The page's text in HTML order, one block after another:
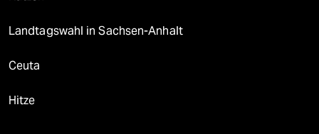
Landtagswahl in Sachsen-Anhalt
Ceuta
Hitze